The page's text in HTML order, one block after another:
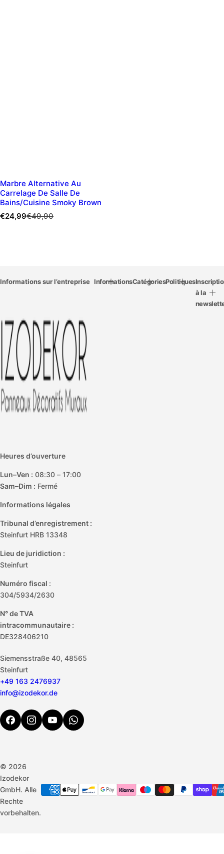
Marbre Alternative Au
Carrelage De Salle De
Bains/cuisine Smoky Brown
P
v
e
€24,99P
g
e
r
€49,90
Informations sur l’entreprise
Heures d’ouverture
Lun–Ven : 08:30 – 17:00
Sam–Dim : Fermé
Informations légales
Tribunal d’enregistrement :
Steinfurt HRB 13348
Lieu de juridiction :
Steinfurt
Numéro fiscal :
304/5934/2630
N° de TVA
intracommunautaire :
DE328406210
Siemensstraße 40, 48565
Steinfurt
+49 163 2476937
info@izodekor.de
InformationsCatégoriesPolitiques
à la
© 2026
Izodekor
GmbH. Alle
Rechte
vorbehalten.